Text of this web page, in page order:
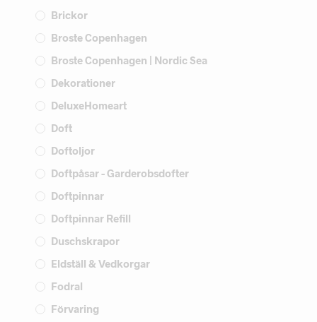
Brickor
Broste Copenhagen
Broste Copenhagen | Nordic Sea
Dekorationer
DeluxeHomeart
Doft
Doftoljor
Doftpåsar - Garderobsdofter
Doftpinnar
Doftpinnar Refill
Duschskrapor
Eldställ & Vedkorgar
Fodral
Förvaring